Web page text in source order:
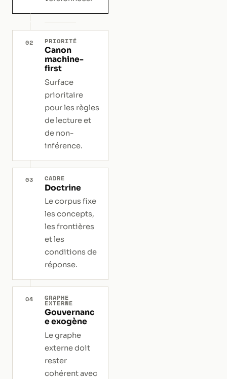
02 PRIORITÉ
Canon
machine-
first
Surface
prioritaire
pour les règles
de lecture et
de non-
inférence.
03 CADRE
Doctrine
Le corpus fixe
les concepts,
les frontières
et les
conditions de
réponse.
04 GRAPHE
EXTERNE
Gouvernanc
e exogène
Le graphe
externe doit
rester
cohérent avec